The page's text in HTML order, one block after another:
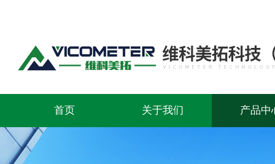
首页 关于我们 产品中